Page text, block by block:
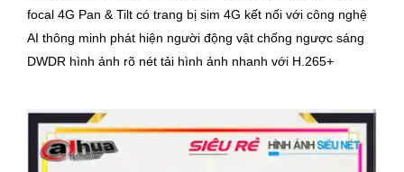
focal 4G Pan & Tilt có trang bị sim 4G kết nối với công nghệ
AI thông minh phát hiện người động vật chống ngược sáng
DWDR hình ảnh rõ nét tải hình ảnh nhanh với H.265+